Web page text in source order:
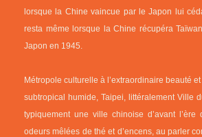
lorsque la Chine vaincue par le Japon lui
resta même lorsque la Chine récupéra
Japon en 1945.
Métropole culturelle à l’extraordinaire beauté
subtropical humide, Taipei, littéralement Ville
typiquement une ville chinoise d’avant l’ère
odeurs mêlées de thé et d’encens, au parler